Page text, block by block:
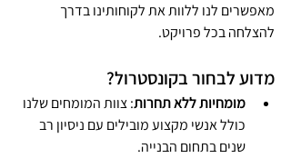
מאפשרים לנו ללוות את לקוחותינו בדרך
להצלחה בכל פרויקט.
מדוע לבחור בקונסטרול?
מומחיות ללא תחרות: צוות המומחים שלנו
כולל אנשי מקצוע מובילים עם ניסיון רב
שנים בתחום הבנייה.